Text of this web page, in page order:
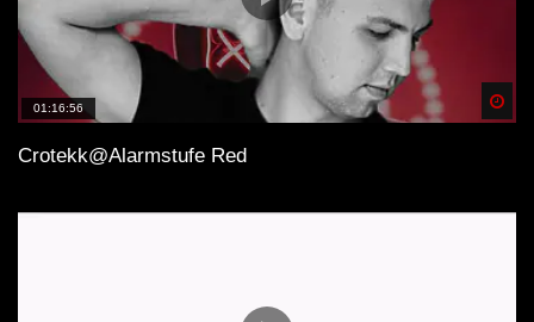
01:16:56
Crotekk@Alarmstufe Red